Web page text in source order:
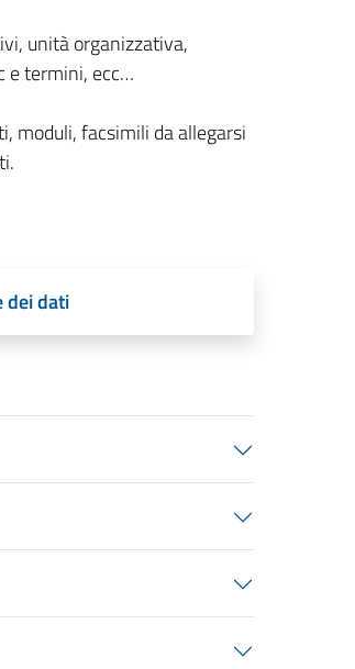
unità organizzativa,
e termini, ecc…
moduli, facsimili da allegarsi
dei dati